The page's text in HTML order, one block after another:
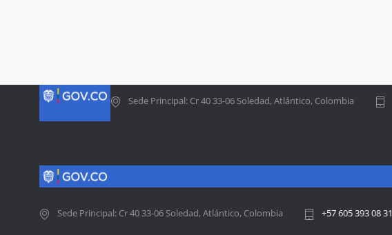
Sede Principal: Cr 40 33-06 Soledad, Atlántico, Colombia
Sede Principal: Cr 40 33-06 Soledad, Atlántico, Colombia +57 605 393 08 31